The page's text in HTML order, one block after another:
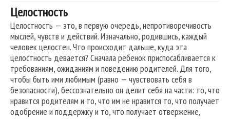
Целостность
Целостность — это, в первую очередь, непротиворечивость
мыслей, чувств и действий. Изначально, родившись, каждый
человек целостен. Что происходит дальше, куда эта
целостность девается? Сначала ребенок приспосабливается к
требованиям, ожиданиям и поведению родителей. Для того,
чтобы быть ими любимым (равно — чувствовать себя в
безопасности), бессознательно он делит себя на части: то, что
нравится родителям и то, что им не нравится то, что получает
одобрение и поддержку и то, что получает отвержение,